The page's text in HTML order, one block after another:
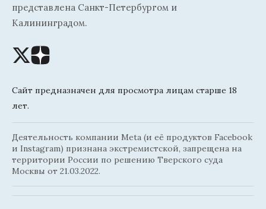
представлена Санкт-Петербургом и
Калининградом.
Сайт предназначен для просмотра лицам старше 18
лет.
Деятельность компании Meta (и её продуктов Facebook
и Instagram) признана экстремистской, запрещена на
территории России по решению Тверского суда
Москвы от 21.03.2022.